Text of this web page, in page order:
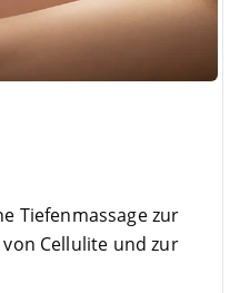
Tie­fen­mas­sa­ge zur
Cel­lu­li­te und zur